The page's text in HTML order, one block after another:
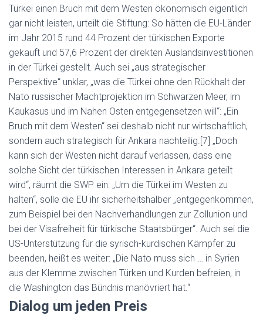
Türkei einen Bruch mit dem Westen ökonomisch eigentlich
gar nicht leisten, urteilt die Stiftung: So hätten die EU-Länder
im Jahr 2015 rund 44 Prozent der türkischen Exporte
gekauft und 57,6 Prozent der direkten Auslandsinvestitionen
in der Türkei gestellt. Auch sei „aus strategischer
Perspektive“ unklar, „was die Türkei ohne den Rückhalt der
Nato russischer Machtprojektion im Schwarzen Meer, im
Kaukasus und im Nahen Osten entgegensetzen will“: „Ein
Bruch mit dem Westen“ sei deshalb nicht nur wirtschaftlich,
sondern auch strategisch für Ankara nachteilig.[7] „Doch
kann sich der Westen nicht darauf verlassen, dass eine
solche Sicht der türkischen Interessen in Ankara geteilt
wird“, räumt die SWP ein: „Um die Türkei im Westen zu
halten“, solle die EU ihr sicherheitshalber „entgegenkommen,
zum Beispiel bei den Nachverhandlungen zur Zollunion und
bei der Visafreiheit für türkische Staatsbürger“. Auch sei die
US-Unterstützung für die syrisch-kurdischen Kämpfer zu
beenden, heißt es weiter: „Die Nato muss sich … in Syrien
aus der Klemme zwischen Türken und Kurden befreien, in
die Washington das Bündnis manövriert hat.“
Dialog um jeden Preis